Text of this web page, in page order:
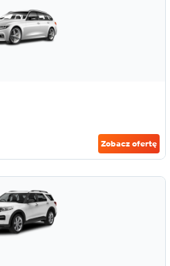
Zobacz ofertę